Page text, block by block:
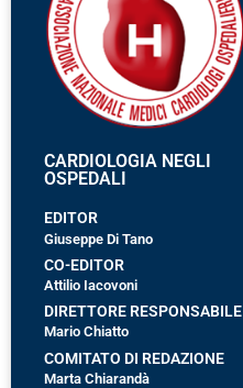
CARDIOLOGIA NEGLI
OSPEDALI
EDITOR
Giuseppe Di Tano
CO-EDITOR
Attilio Iacovoni
DIRETTORE RESPONSABILE
Mario Chiatto
COMITATO DI REDAZIONE
Marta Chiarandà